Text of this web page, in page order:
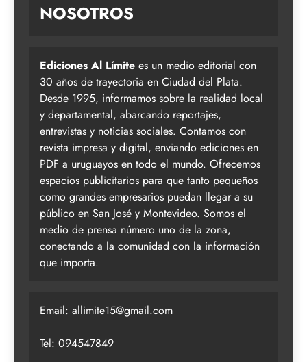
NOSOTROS
Ediciones Al Límite es un medio editorial con
30 años de trayectoria en Ciudad del Plata.
Desde 1995, informamos sobre la realidad local
y departamental, abarcando reportajes,
entrevistas y noticias sociales. Contamos con
revista impresa y digital, enviando ediciones en
PDF a uruguayos en todo el mundo. Ofrecemos
espacios publicitarios para que tanto pequeños
como grandes empresarios puedan llegar a su
público en San José y Montevideo. Somos el
medio de prensa número uno de la zona,
conectando a la comunidad con la información
que importa.
Email: allimite15@gmail.com
Tel: 094547849